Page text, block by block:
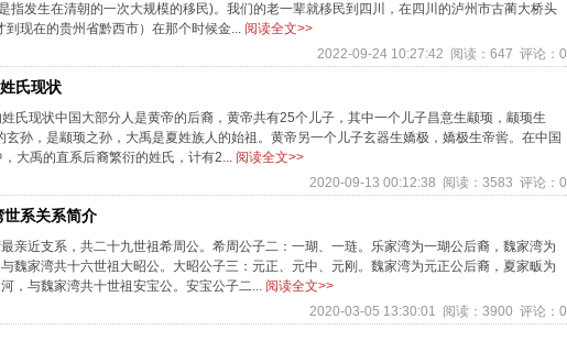
指发生在清朝的一次大规模的移民)。我们的老一辈就移民到四川，在四川的泸州市古蔺大桥头
现在的贵州省黔西市）在那个时候金... 阅读全文>>
2022-09-24 10:27:42 阅读：647 评论：0
氏现状
氏现状中国大部分人是黄帝的后裔，黄帝共有25个儿子，其中一个儿子昌意生颛顼，颛顼生
孙，是颛顼之孙，大禹是夏姓族人的始祖。黄帝另一个儿子玄器生嬌极，嬌极生帝喾。在中国
大禹的直系后裔繁衍的姓氏，计有2... 阅读全文>>
2020-09-13 00:12:38 阅读：3583 评论：0
系关系简介
亲近支系，共二十九世祖希周公。希周公子二：一瑚、一琏。乐家湾为一瑚公后裔，魏家湾为
魏家湾共十六世祖大昭公。大昭公子三：元正、元中、元刚。魏家湾为元正公后裔，夏家畈为
，与魏家湾共十世祖安宝公。安宝公子二... 阅读全文>>
2020-03-05 13:30:01 阅读：3900 评论：0